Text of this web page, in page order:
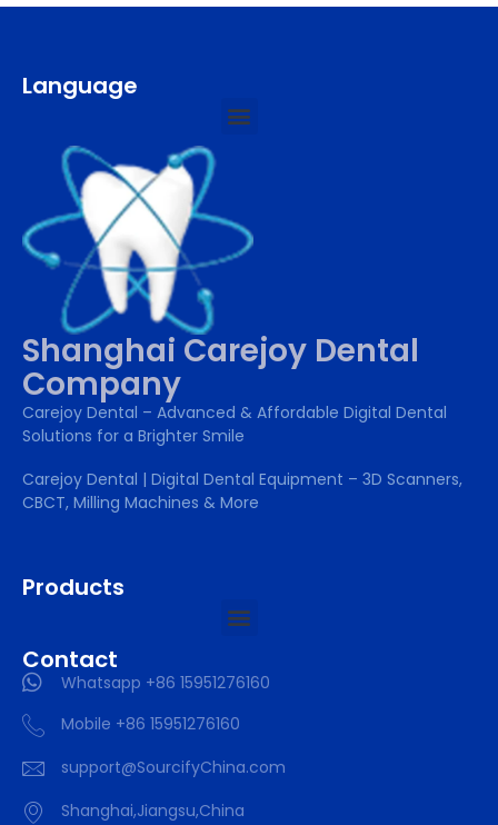
Language
Shanghai Carejoy Dental
Company
Carejoy Dental – Advanced & Affordable Digital Dental
Solutions for a Brighter Smile
Carejoy Dental | Digital Dental Equipment – 3D Scanners,
CBCT, Milling Machines & More
Products
Contact
Whatsapp +86 15951276160
Mobile +86 15951276160
support@SourcifyChina.com
Shanghai,Jiangsu,China